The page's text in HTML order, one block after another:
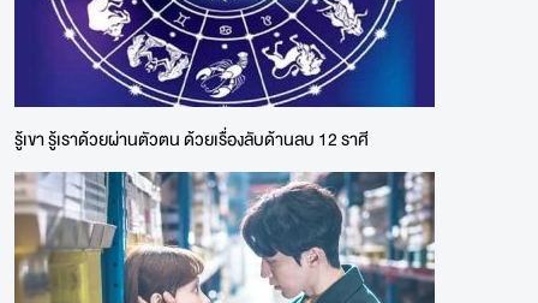
รู้เขา รู้เราด้วยผ่านตัวตน ด้วยเรื่องลับด้านลบ 12 ราศี